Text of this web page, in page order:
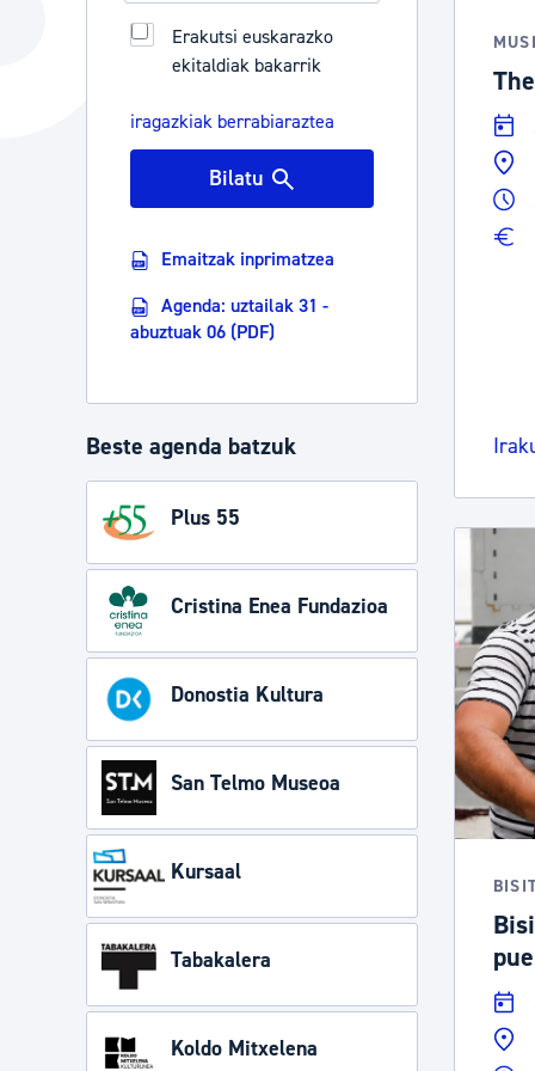
Hiria
Hiria ezagutu
Etorkizuneko hiria
Albisteak
Abisuak
Kultur
Erakutsi euskarazko
ekitaldiak bakarrik
iragazkiak berrabiaraztea
Bilatu
Emaitzak inprimatzea
Agenda: uztailak 31 -
abuztuak 06 (PDF)
Beste agenda batzuk
Plus 55
Cristina Enea Fundazioa
Donostia Kultura
San Telmo Museoa
Kursaal
Tabakalera
Koldo Mitxelena